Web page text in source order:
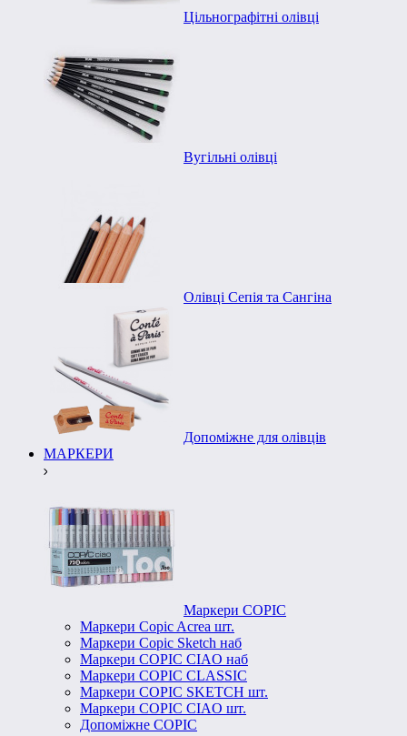
Цільнографітні олівці
Вугільні олівці
Олівці Сепія та Сангіна
Допоміжне для олівців
МАРКЕРИ
Маркери COPIC
Маркери Copic Acrea шт.
Маркери Copic Sketch наб
Маркери COPIC CIAO наб
Маркери COPIC CLASSIC
Маркери COPIC SKETCH шт.
Маркери COPIC CIAO шт.
Допоміжне COPIC